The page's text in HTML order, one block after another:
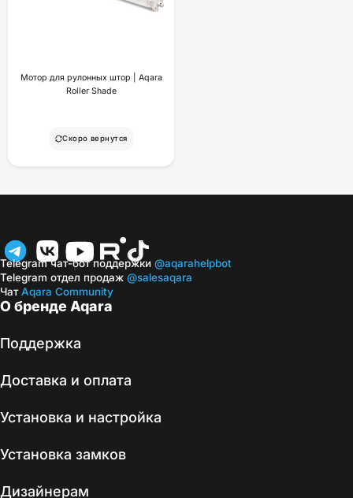
Мотор для рулонных штор | Aqara
Roller Shade
Скоро вернутся
О бренде Aqara
Поддержка
Доставка и оплата
Установка и настройка
Установка замков
Дизайнерам
Telegram чат-бот поддержки @aqarahelpbot
Telegram отдел продаж @salesaqara
ЧатAqara Community